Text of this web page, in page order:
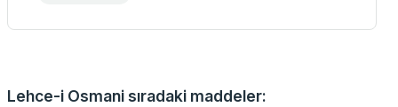
Lehce-i Osmani sıradaki maddeler: